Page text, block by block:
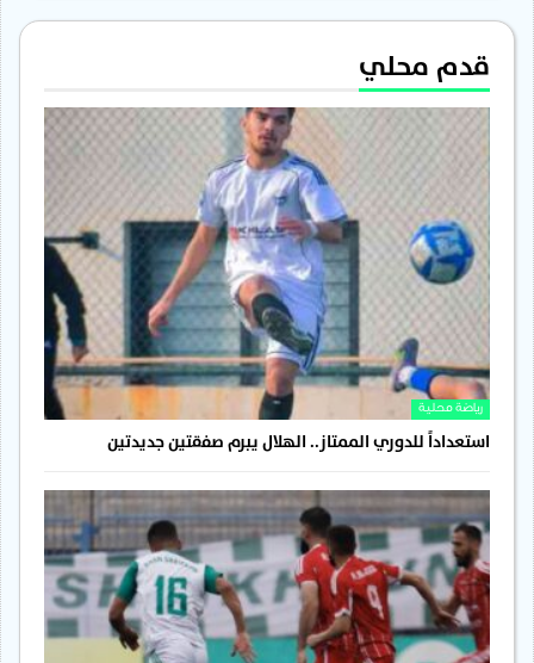
قدم محلي
رياضة محلية
استعداداً للدوري الممتاز.. الهلال يبرم صفقتين جديدتين